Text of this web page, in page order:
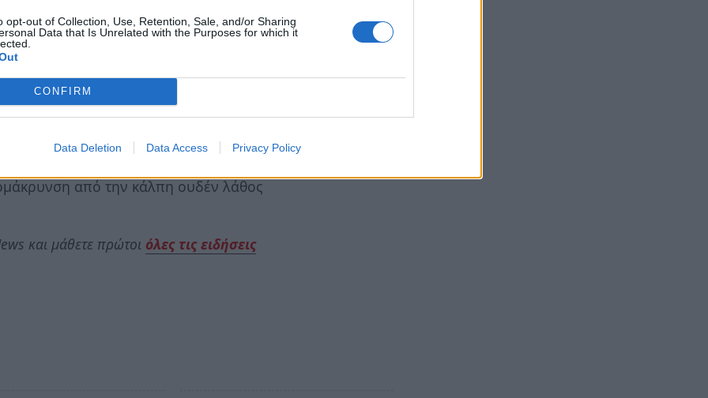
opt-out of Collection, Use, Retention, Sale, and/or Sharing
Data that Is Unrelated with the Purposes for which it
CONFIRM
Data Deletion Data Access Privacy Policy
κάθε συνομιλία σου, είναι η ώρα που
Κυβέρνησή σου άλλες 20 μονάδες
τα tablet, καθόρισε και τον Πρωθυπουργό
πρόσωπα που θα οδηγήσουν τον λαό στο
από την κάλπη ουδέν λάθος
και μάθετε πρώτοι όλες τις ειδήσεις